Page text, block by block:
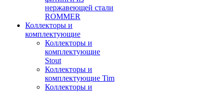
нержавеющей стали
ROMMER
Коллекторы и
комплектующие
Коллекторы и
комплектующие
Stout
Коллекторы и
комплектующие Tim
Коллекторы и